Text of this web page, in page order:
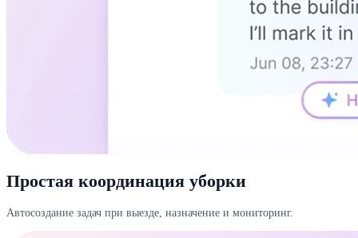
Простая координация уборки
Автосоздание задач при выезде, назначение и мониторинг.